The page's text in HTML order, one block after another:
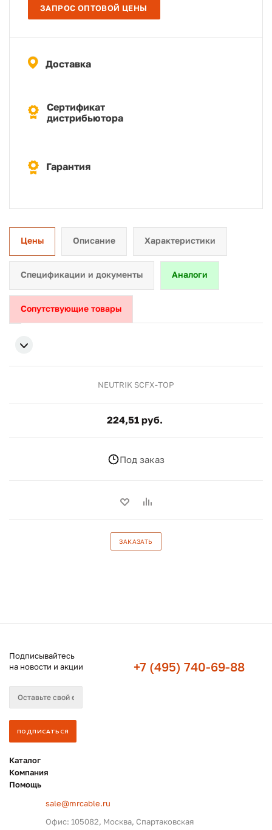
ЗАПРОС ОПТОВОЙ ЦЕНЫ
Доставка
Сертификат
дистрибьютора
Гарантия
Цены Описание Характеристики
Спецификации и документы Аналоги
Сопутствующие товары
NEUTRIK SCFX-TOP
224,51 руб.
Под заказ
ЗАКАЗАТЬ
Подписывайтесь
на новости и акции
+7 (495) 740-69-88
Каталог
Компания
Помощь
sale@mrcable.ru
Офис: 105082, Москва, Спартаковская